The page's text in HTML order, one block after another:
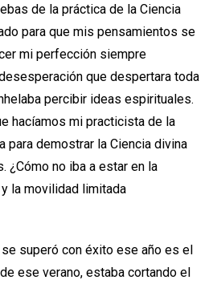
de la práctica de la Ciencia
para que mis pensamientos se
mi perfección siempre
que despertara toda
percibir ideas espirituales.
hacíamos mi practicista de la
para demostrar la Ciencia divina
¿Cómo no iba a estar en la
la movilidad limitada
superó con éxito ese año es el
ese verano, estaba cortando el